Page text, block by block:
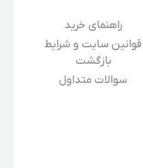
راهنمای خرید
قوانین سایت و شرایط
بازگشت
سوالات متداول